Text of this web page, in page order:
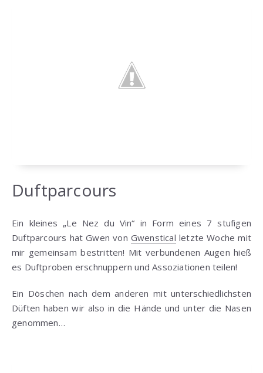
Duftparcours
Ein kleines „Le Nez du Vin“ in Form eines 7 stufigen
Duftparcours hat Gwen von Gwenstical letzte Woche mit
mir gemeinsam bestritten! Mit verbundenen Augen hieß
es Duftproben erschnuppern und Assoziationen teilen!
Ein Döschen nach dem anderen mit unterschiedlichsten
Düften haben wir also in die Hände und unter die Nasen
genommen…